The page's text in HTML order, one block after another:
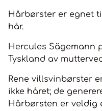
Hårbørster er egnet
hår.
Hercules Sägemann
Tyskland av
Rene villsvinbørster
ikke håret; de
Hårbørsten er veldig